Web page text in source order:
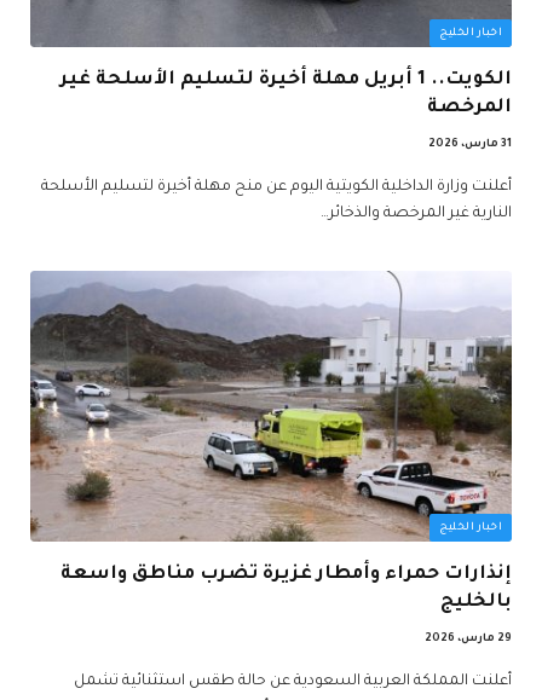
اخبار الخليج
الكويت.. 1 أبريل مهلة أخيرة لتسليم الأسلحة غير
المرخصة
31 مارس، 2026
أعلنت وزارة الداخلية الكويتية اليوم عن منح مهلة أخيرة لتسليم الأسلحة
النارية غير المرخصة والذخائر…
اخبار الخليج
إنذارات حمراء وأمطار غزيرة تضرب مناطق واسعة
بالخليج
29 مارس، 2026
أعلنت المملكة العربية السعودية عن حالة طقس استثنائية تشمل